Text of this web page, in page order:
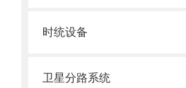
时统设备
卫星分路系统